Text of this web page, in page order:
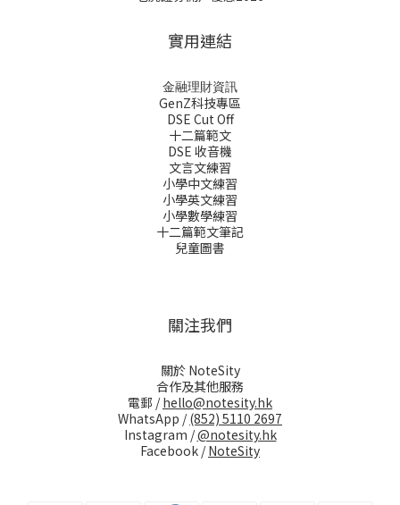
實用連結
金融理財資訊
GenZ科技專區
DSE Cut Off
十二篇範文
DSE 收音機
文言文練習
小學中文練習
小學英文練習
小學數學練習
十二篇範文筆記
兒童圖書
關注我們
關於 NoteSity
合作及其他服務
電郵 /hello@notesity.hk
WhatsApp /(852) 5110 2697
Instagram /@notesity.hk
Facebook /NoteSity